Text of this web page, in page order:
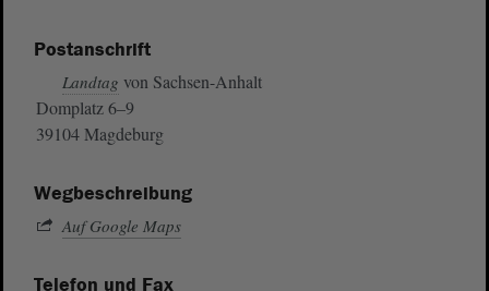
Postanschrift
Landtag von Sachsen-Anhalt
Domplatz 6–9
39104 Magdeburg
Wegbeschreibung
Auf Google Maps
Telefon und Fax